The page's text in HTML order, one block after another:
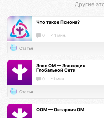
Другие
Что такое Псиона?
0 < 1 мин.
Статья
Эпос ОМ — Эволюция
Глобальной Сети
0 ~1 мин.
Статья
ООМ — Октархия ОМ